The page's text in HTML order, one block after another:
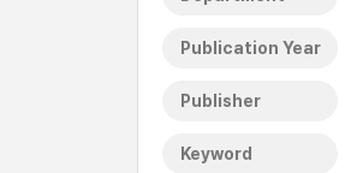
Publication Year
Publisher
Keyword